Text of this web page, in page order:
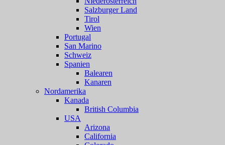
Salzburger Land
Tirol
Wien
Portugal
San Marino
Schweiz
Spanien
Balearen
Kanaren
Nordamerika
Kanada
British Columbia
USA
Arizona
California